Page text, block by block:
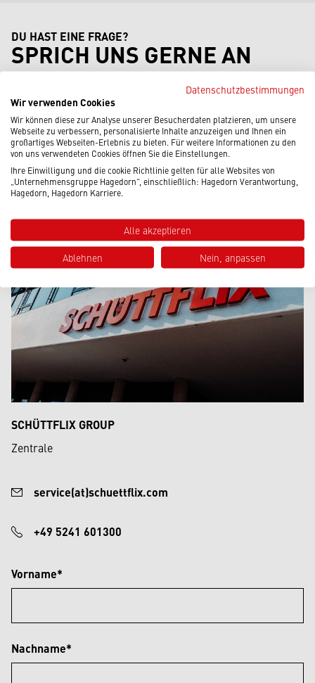
DU HAST EINE FRAGE?
SPRICH UNS GERNE AN
SCHÜTTFLIX GROUP
Zentrale
service(at)schuettflix.com
+49 5241 601300
Vorname*
Nachname*
Datenschutzbestimmungen
Wir verwenden Cookies
Wir können diese zur Analyse unserer Besucherdaten platzieren, um unsere
Webseite zu verbessern, personalisierte Inhalte anzuzeigen und Ihnen ein
großartiges Webseiten-Erlebnis zu bieten. Für weitere Informationen zu den
von uns verwendeten Cookies öffnen Sie die Einstellungen.
Ihre Einwilligung und die cookie Richtlinie gelten für alle Websites von
„Unternehmensgruppe Hagedorn“, einschließlich: Hagedorn Verantwortung,
Hagedorn, Hagedorn Karriere.
Alle akzeptieren
Ablehnen Nein, anpassen